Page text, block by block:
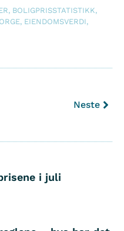
, BOLIGPRISSTATISTIKK,
, EIENDOMSVERDI,
Neste
i juli